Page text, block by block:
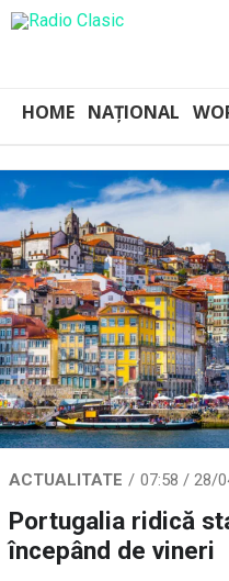
HOME NAȚIONAL
ACTUALITATE 07:58 / 28/
Portugalia ridică
începând de vineri